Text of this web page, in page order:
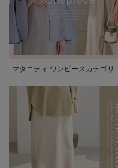
マタニティ ワンピースカテゴリ